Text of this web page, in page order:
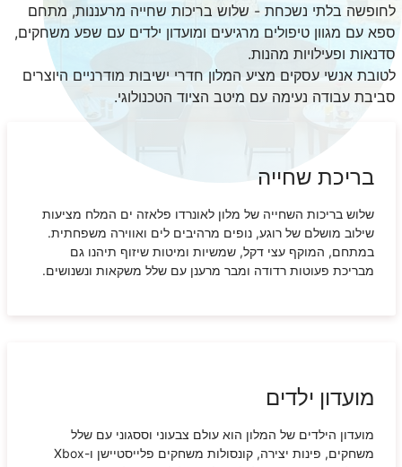
לחופשה בלתי נשכחת - שלוש בריכות שחייה מרעננות, מתחם
ספא עם מגוון טיפולים מרגיעים ומועדון ילדים עם שפע משחקים,
סדנאות ופעילויות מהנות.
לטובת אנשי עסקים מציע המלון חדרי ישיבות מודרניים היוצרים
סביבת עבודה נעימה עם מיטב הציוד הטכנולוגי.
בריכת שחייה
שלוש בריכות השחייה של מלון לאונרדו פלאזה ים המלח מציעות
שילוב מושלם של רוגע, נופים מרהיבים לים ואווירה משפחתית.
במתחם, המוקף עצי דקל, שמשיות ומיטות שיזוף תיהנו גם
מבריכת פעוטות רדודה ומבר מרענן עם שלל משקאות ונשנושים.
מועדון ילדים
מועדון הילדים של המלון הוא עולם צבעוני וססגוני עם שלל
משחקים, פינות יצירה, קונסולות משחקים פלייסטיישן ו-Xbox